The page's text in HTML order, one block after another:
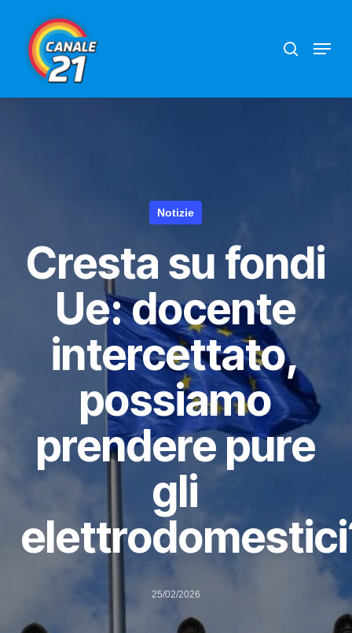
main
content
Menu
Notizie
Cresta su fondi
Ue: docente
intercettato,
possiamo
prendere pure
gli
25/02/2026